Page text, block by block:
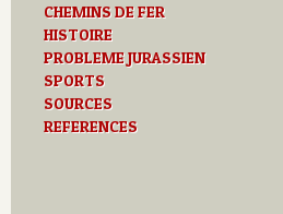
CHEMINS DE FER
HISTOIRE
PROBLEME JURASSIEN
SPORTS
SOURCES
REFERENCES